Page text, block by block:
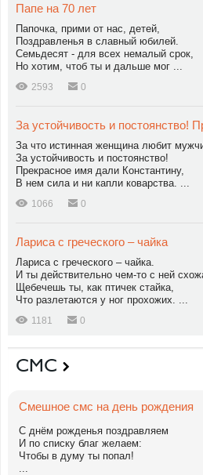
Папе на 70 лет
Папочка, прими от нас, детей,
Поздравленья в славный юбилей.
Семьдесят - для всех немалый срок,
Но хотим, чтоб ты и дальше мог ...
2593 0
За устойчивость и постоянство!
За что истинная женщина любит
За устойчивость и постоянство!
Прекрасное имя дали Константину,
В нем сила и ни капли коварства. ...
1066 0
Лариса с греческого – чайка
Лариса с греческого – чайка.
И ты действительно чем-то с ней
Щебечешь ты, как птичек стайка,
Что разлетаются у ног прохожих. ...
1181 0
СМС
Смешное смс на день рождения
С днём рожденья поздравляем
И по списку благ желаем:
Чтобы в думу ты попал!
...